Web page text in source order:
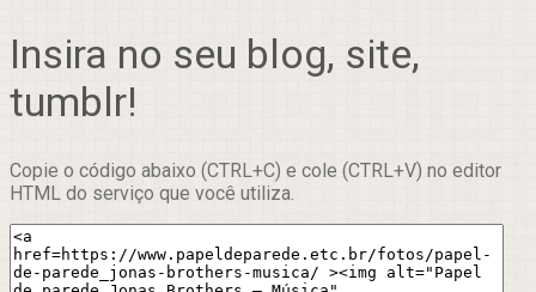
Insira no seu blog, site,
tumblr!
Copie o código abaixo (CTRL+C) e cole (CTRL+V) no editor
HTML do serviço que você utiliza.